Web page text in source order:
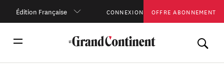
Édition Française CONNEXION OFFRE ABONNEMENT